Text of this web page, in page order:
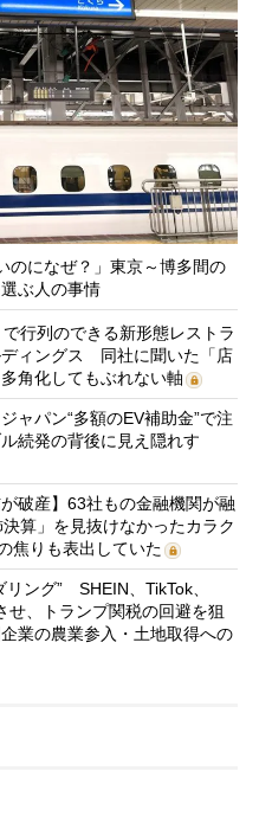
のになぜ？」東京～博多間の
ぶ人の事情
行列のできる新形態レストラ
ディングス 同社に聞いた「店
角化してもぶれない軸
ャパン“多額のEV補助金”で注
続発の背後に見え隠れす
破産】63社もの金融機関が融
算」を見抜けなかったカラク
焦りも表出していた
ング” SHEIN、TikTok、
、トランプ関税の回避を狙
業の農業参入・土地取得への